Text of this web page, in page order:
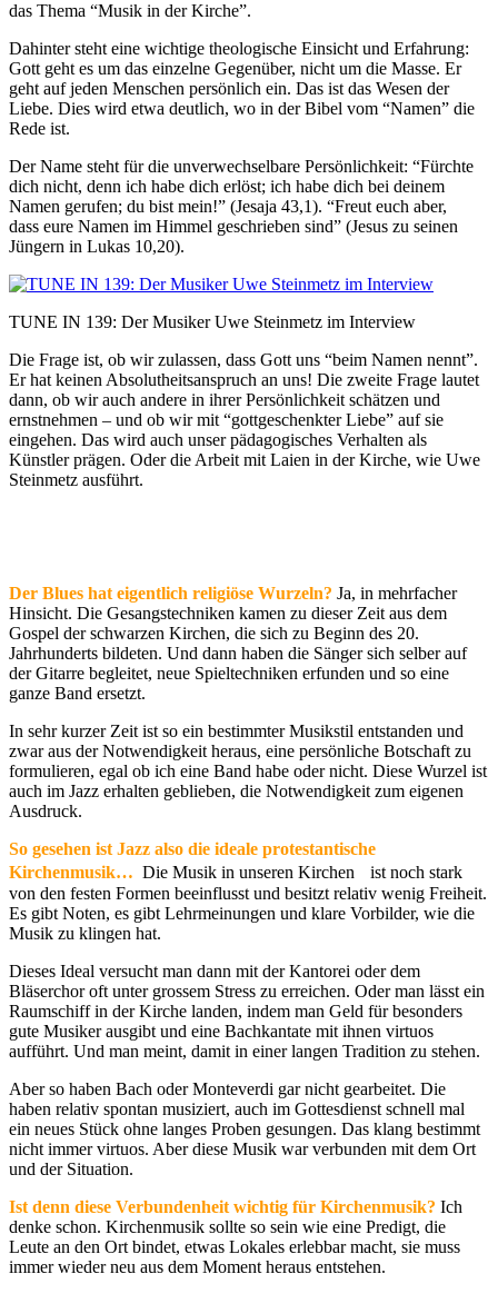
das Thema “Musik in der Kirche”.
Dahinter steht eine wichtige theologische Einsicht und Erfahrung:
Gott geht es um das einzelne Gegenüber, nicht um die Masse. Er
geht auf jeden Menschen persönlich ein. Das ist das Wesen der
Liebe. Dies wird etwa deutlich, wo in der Bibel vom “Namen” die
Rede ist.
Der Name steht für die unverwechselbare Persönlichkeit: “Fürchte
dich nicht, denn ich habe dich erlöst; ich habe dich bei deinem
Namen gerufen; du bist mein!” (Jesaja 43,1). “Freut euch aber,
dass eure Namen im Himmel geschrieben sind” (Jesus zu seinen
Jüngern in Lukas 10,20).
TUNE IN 139: Der Musiker Uwe Steinmetz im Interview
Die Frage ist, ob wir zulassen, dass Gott uns “beim Namen nennt”.
Er hat keinen Absolutheitsanspruch an uns! Die zweite Frage lautet
dann, ob wir auch andere in ihrer Persönlichkeit schätzen und
ernstnehmen – und ob wir mit “gottgeschenkter Liebe” auf sie
eingehen. Das wird auch unser pädagogisches Verhalten als
Künstler prägen. Oder die Arbeit mit Laien in der Kirche, wie Uwe
Steinmetz ausführt.
Der Blues hat eigentlich religiöse Wurzeln? Ja, in mehrfacher
Hinsicht. Die Gesangstechniken kamen zu dieser Zeit aus dem
Gospel der schwarzen Kirchen, die sich zu Beginn des 20.
Jahrhunderts bildeten. Und dann haben die Sänger sich selber auf
der Gitarre begleitet, neue Spieltechniken erfunden und so eine
ganze Band ersetzt.
In sehr kurzer Zeit ist so ein bestimmter Musikstil entstanden und
zwar aus der Notwendigkeit heraus, eine persönliche Botschaft zu
formulieren, egal ob ich eine Band habe oder nicht. Diese Wurzel ist
auch im Jazz erhalten geblieben, die Notwendigkeit zum eigenen
Ausdruck.
So gesehen ist Jazz also die ideale protestantische
Kirchenmusik… Die Musik in unseren Kirchen ist noch stark
von den festen Formen beeinflusst und besitzt relativ wenig Freiheit.
Es gibt Noten, es gibt Lehrmeinungen und klare Vorbilder, wie die
Musik zu klingen hat.
Dieses Ideal versucht man dann mit der Kantorei oder dem
Bläserchor oft unter grossem Stress zu erreichen. Oder man lässt ein
Raumschiff in der Kirche landen, indem man Geld für besonders
gute Musiker ausgibt und eine Bachkantate mit ihnen virtuos
aufführt. Und man meint, damit in einer langen Tradition zu stehen.
Aber so haben Bach oder Monteverdi gar nicht gearbeitet. Die
haben relativ spontan musiziert, auch im Gottesdienst schnell mal
ein neues Stück ohne langes Proben gesungen. Das klang bestimmt
nicht immer virtuos. Aber diese Musik war verbunden mit dem Ort
und der Situation.
Ist denn diese Verbundenheit wichtig für Kirchenmusik? Ich
denke schon. Kirchenmusik sollte so sein wie eine Predigt, die
Leute an den Ort bindet, etwas Lokales erlebbar macht, sie muss
immer wieder neu aus dem Moment heraus entstehen.